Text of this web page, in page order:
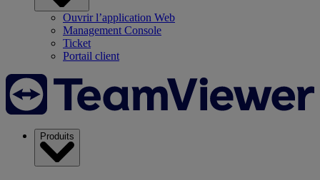
Ouvrir l’application Web
Management Console
Ticket
Portail client
Produits